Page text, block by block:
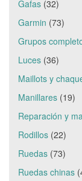
Gafas (32)
Garmin (73)
Grupos
Luces (36)
Maillots y
Manillares (19)
Reparación y
Rodillos (22)
Ruedas (73)
Ruedas chinas